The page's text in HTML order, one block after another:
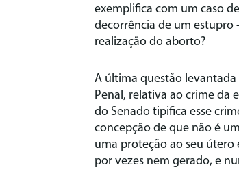
exemplifica com um caso
decorrência de um estupro
realização do aborto?
A última questão
Penal, relativa ao crime da
do Senado tipifica esse
concepção de que não é
uma proteção ao seu útero
por vezes nem gerado, e